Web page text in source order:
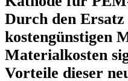
Durch den
kostengünstigen
Materialkosten
Vorteile dieser